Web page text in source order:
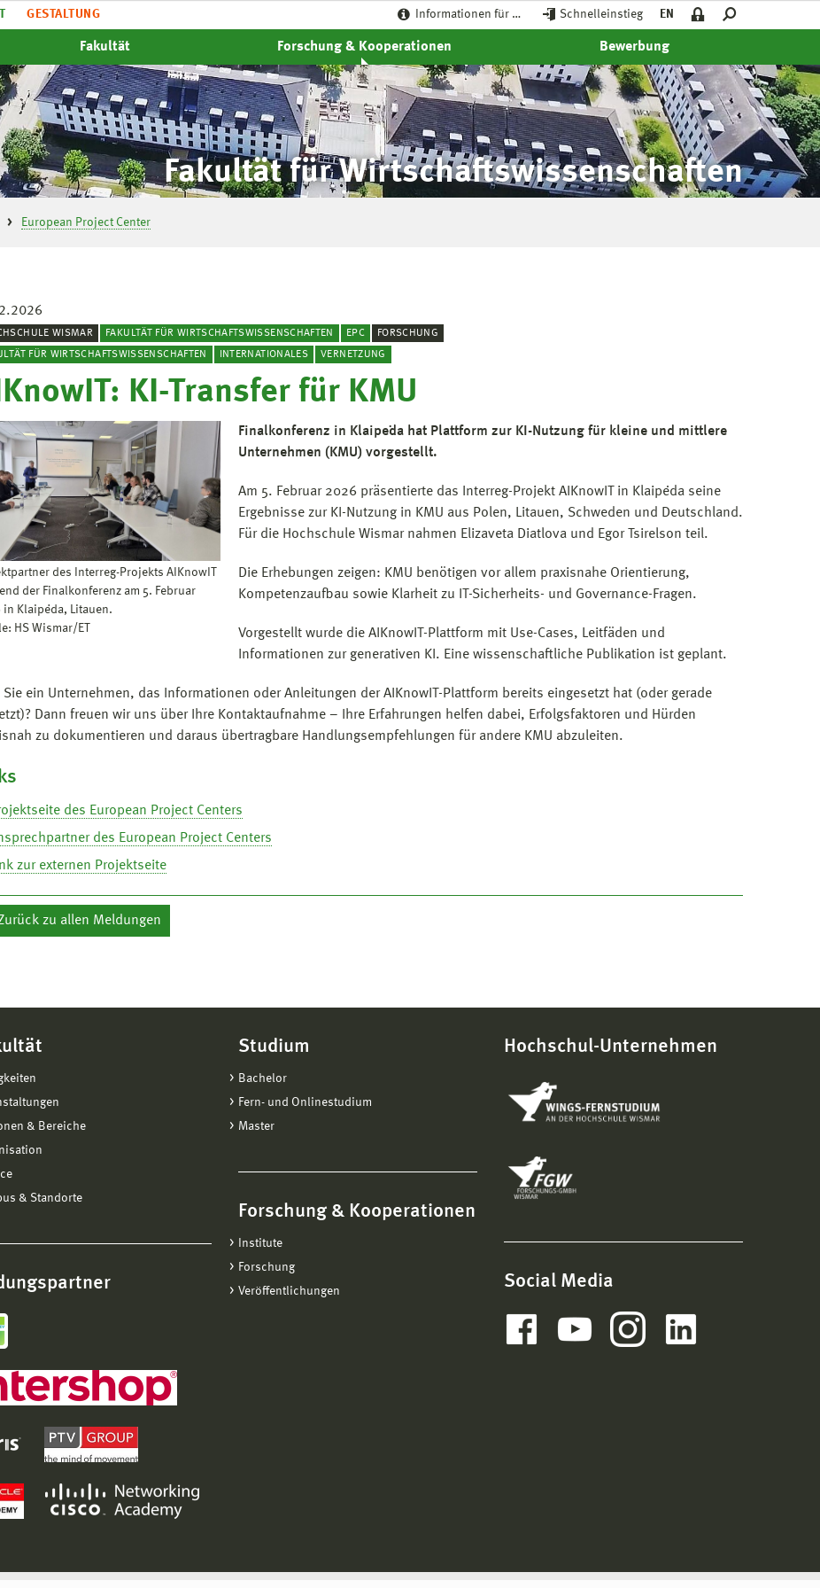
GESTALTUNG Informationen für … Schnelleinstieg EN
Fakultät Forschung & Kooperationen Bewerbung
Fakultät für Wirtschaftswissenschaften
European Project Center
WISMAR FAKULTÄT FÜR WIRTSCHAFTSWISSENSCHAFTEN EPC
FORSCHUNG
FÜR WIRTSCHAFTSWISSENSCHAFTEN
INTERNATIONALES VERNETZUNG
KI-Transfer für KMU
des Interreg-Projekts AIKnowIT
der Finalkonferenz am 5. Februar
in Klaipėda, Litauen.
HS Wismar/ET
Finalkonferenz in Klaipėda hat Plattform zur KI-Nutzung für kleine und mittlere
Unternehmen (KMU) vorgestellt.
Am 5. Februar 2026 präsentierte das Interreg-Projekt AIKnowIT in Klaipėda seine
Ergebnisse zur KI-Nutzung in KMU aus Polen, Litauen, Schweden und Deutschland.
Für die Hochschule Wismar nahmen Elizaveta Diatlova und Egor Tsirelson teil.
Die Erhebungen zeigen: KMU benötigen vor allem praxisnahe Orientierung,
Kompetenzaufbau sowie Klarheit zu IT-Sicherheits- und Governance-Fragen.
Vorgestellt wurde die AIKnowIT-Plattform mit Use-Cases, Leitfäden und
Informationen zur generativen KI. Eine wissenschaftliche Publikation ist geplant.
Sie ein Unternehmen, das Informationen oder Anleitungen der AIKnowIT-Plattform bereits eingesetzt hat (oder gerade
Dann freuen wir uns über Ihre Kontaktaufnahme – Ihre Erfahrungen helfen dabei, Erfolgsfaktoren und Hürden
zu dokumentieren und daraus übertragbare Handlungsempfehlungen für andere KMU abzuleiten.
des European Project Centers
des European Project Centers
zur externen Projektseite
zu allen Meldungen
& Bereiche
& Standorte
Studium
Bachelor
Fern- und Onlinestudium
Master
Forschung & Kooperationen
Institute
Forschung
Veröffentlichungen
Hochschul-Unternehmen
Social Media